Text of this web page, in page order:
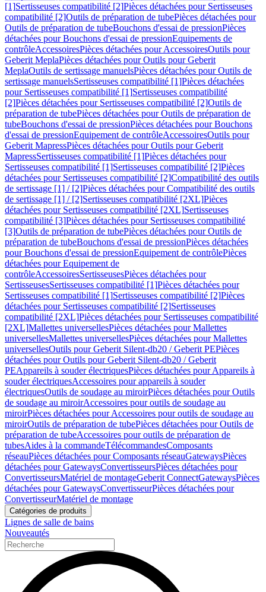
[1]Sertisseuses compatibilité [2]Pièces détachées pour Sertisseuses
compatibilité [2]Outils de préparation de tubePièces détachées pour
Outils de préparation de tubeBouchons d'essai de pressionPièces
détachées pour Bouchons d'essai de pressionEquipements de
contrôleAccessoiresPièces détachées pour AccessoiresOutils pour
Geberit MeplaPièces détachées pour Outils pour Geberit
MeplaOutils de sertissage manuelsPièces détachées pour Outils de
sertissage manuelsSertisseuses compatibilité [1]Pièces détachées
pour Sertisseuses compatibilité [1]Sertisseuses compatibilité
[2]Pièces détachées pour Sertisseuses compatibilité [2]Outils de
préparation de tubePièces détachées pour Outils de préparation de
tubeBouchons d'essai de pressionPièces détachées pour Bouchons
d'essai de pressionEquipement de contrôleAccessoiresOutils pour
Geberit MapressPièces détachées pour Outils pour Geberit
MapressSertisseuses compatibilité [1]Pièces détachées pour
Sertisseuses compatibilité [1]Sertisseuses compatibilité [2]Pièces
détachées pour Sertisseuses compatibilité [2]Compatibilité des outils
de sertissage [1] / [2]Pièces détachées pour Compatibilité des outils
de sertissage [1] / [2]Sertisseuses compatibilité [2XL]Pièces
détachées pour Sertisseuses compatibilité [2XL]Sertisseuses
compatibilité [3]Pièces détachées pour Sertisseuses compatibilité
[3]Outils de préparation de tubePièces détachées pour Outils de
préparation de tubeBouchons d'essai de pressionPièces détachées
pour Bouchons d'essai de pressionEquipement de contrôlePièces
détachées pour Equipement de
contrôleAccessoiresSertisseusesPièces détachées pour
SertisseusesSertisseuses compatibilité [1]Pièces détachées pour
Sertisseuses compatibilité [1]Sertisseuses compatibilité [2]Pièces
détachées pour Sertisseuses compatibilité [2]Sertisseuses
compatibilité [2XL]Pièces détachées pour Sertisseuses compatibilité
[2XL]Mallettes universellesPièces détachées pour Mallettes
universellesMallettes universellesPièces détachées pour Mallettes
universellesOutils pour Geberit Silent-db20 / Geberit PEPièces
détachées pour Outils pour Geberit Silent-db20 / Geberit
PEAppareils à souder électriquesPièces détachées pour Appareils à
souder électriquesAccessoires pour appareils à souder
électriquesOutils de soudage au miroirPièces détachées pour Outils
de soudage au miroirAccessoires pour outils de soudage au
miroirPièces détachées pour Accessoires pour outils de soudage au
miroirOutils de préparation de tubePièces détachées pour Outils de
préparation de tubeAccessoires pour outils de préparation de
tubesAides à la commandeTélécommandesComposants
réseauPièces détachées pour Composants réseauGatewaysPièces
détachées pour GatewaysConvertisseursPièces détachées pour
ConvertisseursMatériel de montageGeberit ConnectGatewaysPièces
détachées pour GatewaysConvertisseurPièces détachées pour
ConvertisseurMatériel de montage
Catégories de produits
Lignes de salle de bains
Nouveautés